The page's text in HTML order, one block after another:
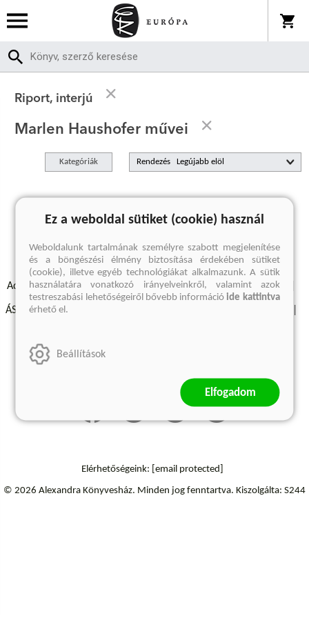
Riport, interjú
Marlen Haushofer művei
Kategóriák Rendezés
A keresett kifejezésre nincs találat
Adatvédelmi szabályzatok Elállási felmondási nyilatkozat
ÁSZF - Vásárlási feltételek
Szállítási információk
Elérhetőségeink: [email protected]
© 2026 Alexandra Könyvesház. Minden jog fenntartva. Kiszolgálta: S244
Ez a weboldal sütiket (cookie) használ
Weboldalunk tartalmának személyre szabott megjelenítése
és a böngészési élmény biztosítása érdekében sütiket
(cookie), illetve egyéb technológiákat alkalmazunk. A sütik
használatára vonatkozó irányelveinkről, valamint azok
testreszabási lehetőségeiről bővebb információide kattintva
érhető el.
Beállítások
Elfogadom